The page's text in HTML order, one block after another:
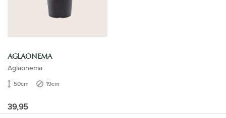
AGLAONEMA
Aglaonema
50cm 19cm
39,95